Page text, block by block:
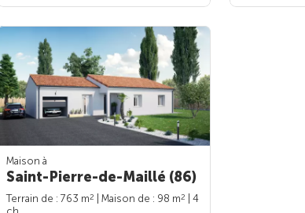
Maison à
Saint-Pierre-de-Maillé (86)
Terrain de : 763 m2 | Maison de : 98 m2
| 4